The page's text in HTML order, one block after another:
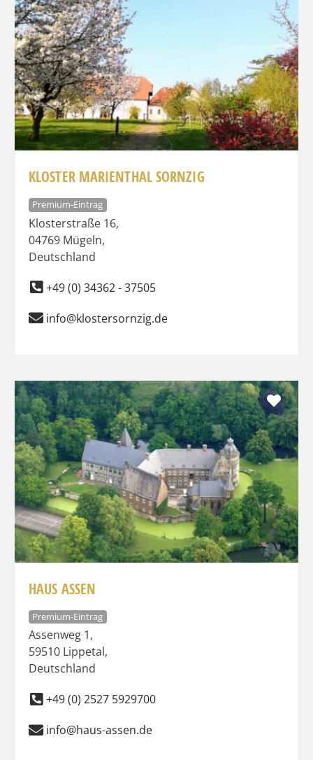
KLOSTER MARIENTHAL SORNZIG
Premium-Eintrag
Klosterstraße 16,
04769 Mügeln,
Deutschland
+49 (0) 34362 - 37505
info@klostersornzig.de
HAUS ASSEN
Premium-Eintrag
Assenweg 1,
59510 Lippetal,
Deutschland
+49 (0) 2527 5929700
info@haus-assen.de